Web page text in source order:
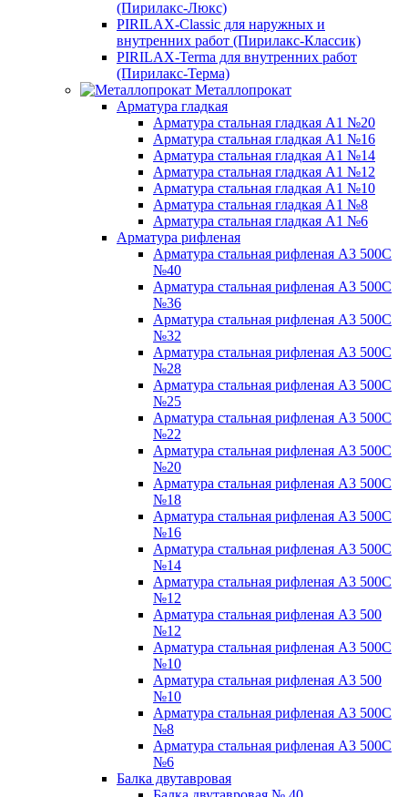
(Пирилакс-Люкс)
PIRILAX-Classic для наружных и
внутренних работ (Пирилакс-Классик)
PIRILAX-Terma для внутренних работ
(Пирилакс-Терма)
Металлопрокат
Арматура гладкая
Арматура стальная гладкая А1 №20
Арматура стальная гладкая А1 №16
Арматура стальная гладкая А1 №14
Арматура стальная гладкая А1 №12
Арматура стальная гладкая А1 №10
Арматура стальная гладкая А1 №8
Арматура стальная гладкая А1 №6
Арматура рифленая
Арматура стальная рифленая А3 500С
№40
Арматура стальная рифленая А3 500С
№36
Арматура стальная рифленая А3 500С
№32
Арматура стальная рифленая А3 500С
№28
Арматура стальная рифленая А3 500С
№25
Арматура стальная рифленая А3 500С
№22
Арматура стальная рифленая А3 500С
№20
Арматура стальная рифленая А3 500С
№18
Арматура стальная рифленая А3 500С
№16
Арматура стальная рифленая А3 500С
№14
Арматура стальная рифленая А3 500С
№12
Арматура стальная рифленая А3 500
№12
Арматура стальная рифленая А3 500С
№10
Арматура стальная рифленая А3 500
№10
Арматура стальная рифленая А3 500С
№8
Арматура стальная рифленая А3 500С
№6
Балка двутавровая